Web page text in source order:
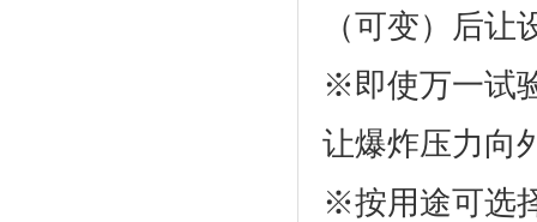
（可变）后让
※即使万一试
让爆炸压力向外释
※按用途可选择